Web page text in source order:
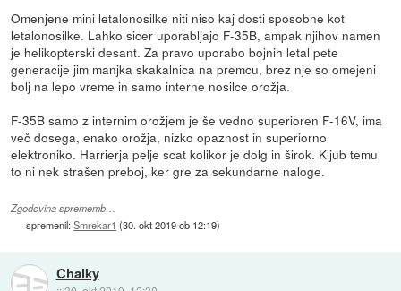
Omenjene mini letalonosilke niti niso kaj dosti sposobne kot
letalonosilke. Lahko sicer uporabljajo F-35B, ampak njihov namen
je helikopterski desant. Za pravo uporabo bojnih letal pete
generacije jim manjka skakalnica na premcu, brez nje so omejeni
bolj na lepo vreme in samo interne nosilce orožja.
F-35B samo z internim orožjem je še vedno superioren F-16V, ima
več dosega, enako orožja, nizko opaznost in superiorno
elektroniko. Harrierja pelje scat kolikor je dolg in širok. Kljub temu
to ni nek strašen preboj, ker gre za sekundarne naloge.
Zgodovina sprememb…
spremenil:Smrekar1 (30. okt 2019 ob 12:19)
Chalky